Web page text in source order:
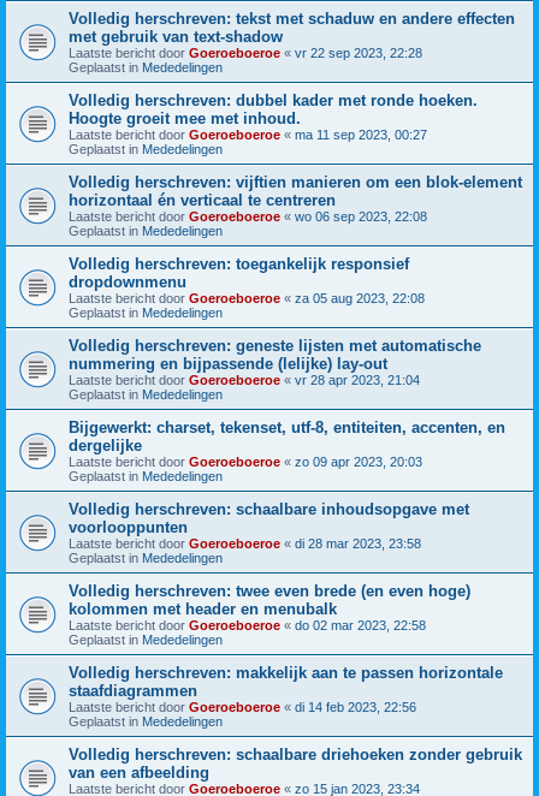
Volledig herschreven: tekst met schaduw en andere effecten
met gebruik van text-shadow
Laatste bericht door Goeroeboeroe « vr 22 sep 2023, 22:28
Geplaatst in Mededelingen
Volledig herschreven: dubbel kader met ronde hoeken.
Hoogte groeit mee met inhoud.
Laatste bericht door Goeroeboeroe « ma 11 sep 2023, 00:27
Geplaatst in Mededelingen
Volledig herschreven: vijftien manieren om een blok-element
horizontaal én verticaal te centreren
Laatste bericht door Goeroeboeroe « wo 06 sep 2023, 22:08
Geplaatst in Mededelingen
Volledig herschreven: toegankelijk responsief
dropdownmenu
Laatste bericht door Goeroeboeroe « za 05 aug 2023, 22:08
Geplaatst in Mededelingen
Volledig herschreven: geneste lijsten met automatische
nummering en bijpassende (lelijke) lay-out
Laatste bericht door Goeroeboeroe « vr 28 apr 2023, 21:04
Geplaatst in Mededelingen
Bijgewerkt: charset, tekenset, utf-8, entiteiten, accenten, en
dergelijke
Laatste bericht door Goeroeboeroe « zo 09 apr 2023, 20:03
Geplaatst in Mededelingen
Volledig herschreven: schaalbare inhoudsopgave met
voorlooppunten
Laatste bericht door Goeroeboeroe « di 28 mar 2023, 23:58
Geplaatst in Mededelingen
Volledig herschreven: twee even brede (en even hoge)
kolommen met header en menubalk
Laatste bericht door Goeroeboeroe « do 02 mar 2023, 22:58
Geplaatst in Mededelingen
Volledig herschreven: makkelijk aan te passen horizontale
staafdiagrammen
Laatste bericht door Goeroeboeroe « di 14 feb 2023, 22:56
Geplaatst in Mededelingen
Volledig herschreven: schaalbare driehoeken zonder gebruik
van een afbeelding
Laatste bericht door Goeroeboeroe « zo 15 jan 2023, 23:34